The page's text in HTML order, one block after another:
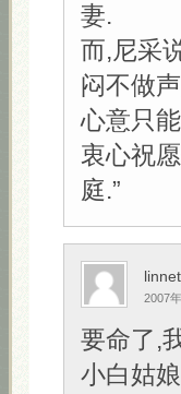
妻.
而,尼采
闷不做
心意只
衷心祝
庭.”
linnet
2007
要命了,
小白姑